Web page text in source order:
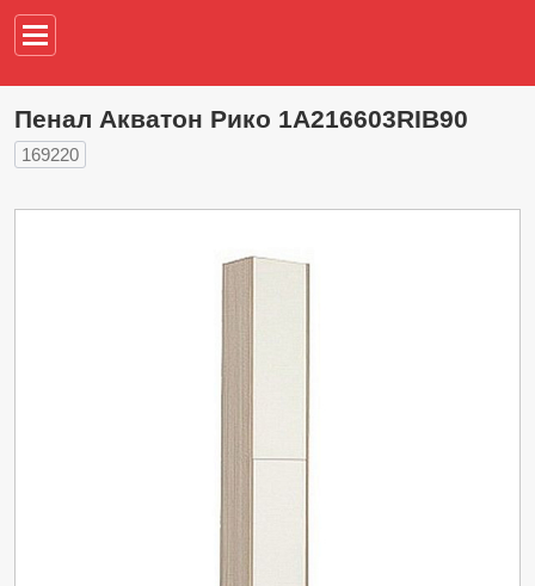
Пенал Акватон Рико 1A216603RIB90
169220